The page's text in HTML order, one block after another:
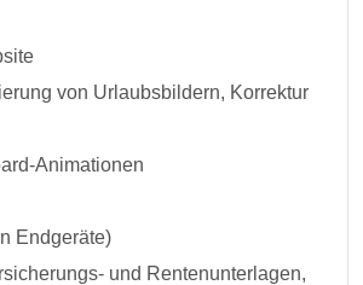
von Urlaubsbildern, Korrektur
Animationen
Endgeräte)
und Rentenunterlagen,